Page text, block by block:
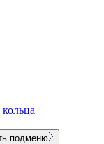
подменю